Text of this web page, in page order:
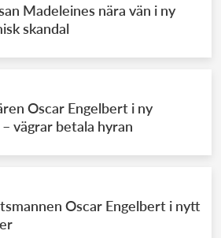
kungahuset
kungahuset
kungahuset
Spanska kungahuset
kungahuset
storhertighuset
REDAKTION
Madeleines nära vän i ny
skandal
Oscar Engelbert i ny
vägrar betala hyran
Oscar Engelbert i nytt